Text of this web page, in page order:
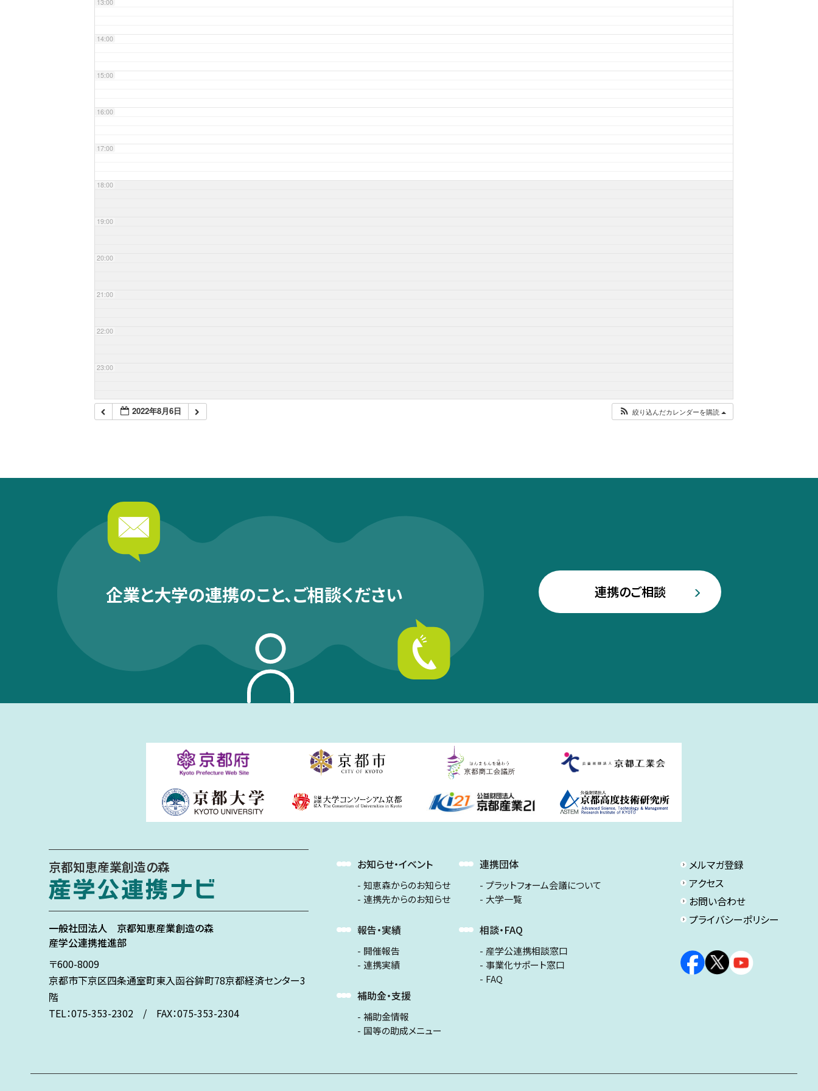
13:00
14:00
15:00
16:00
17:00
18:00
19:00
20:00
21:00
22:00
23:00
2022年8月6日 絞り込んだカレンダーを購読
企業と大学の連携のこと、ご相談ください 連携のご相談
京都知恵産業創造の森
一般社団法人 京都知恵産業創造の森
産学公連携推進部
〒600-8009
京都市下京区四条通室町東入函谷鉾町78京都経済センター3
階
TEL：075-353-2302 / FAX：075-353-2304
お知らせ・イベント
知恵森からのお知らせ
連携先からのお知らせ
報告・実績
開催報告
連携実績
補助金・支援
補助金情報
国等の助成メニュー
連携団体
プラットフォーム会議について
大学一覧
相談・FAQ
産学公連携相談窓口
事業化サポート窓口
FAQ
メルマガ登録
アクセス
お問い合わせ
プライバシーポリシー